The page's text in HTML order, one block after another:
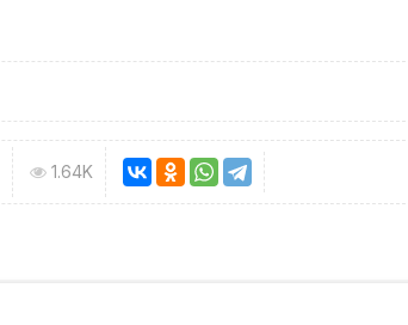
1.64K